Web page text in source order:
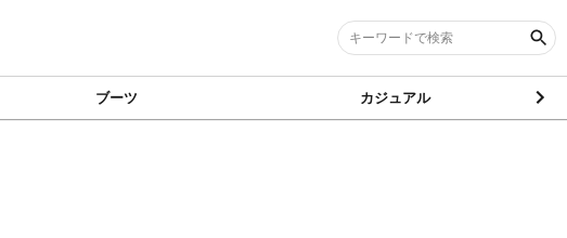
ブーツ カジュアル